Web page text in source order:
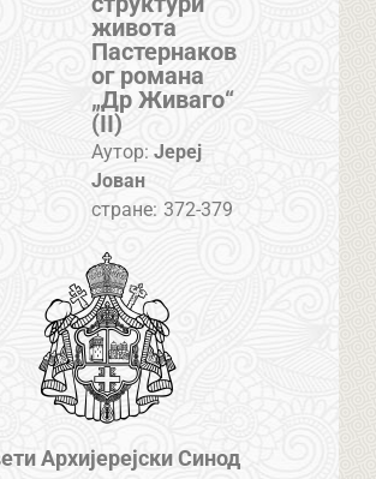
живота
Пастернаков
ог романа
„Др Живаго“
(II)
Аутор: Јереј
Јован
стране: 372-379
Архијерејски Синод